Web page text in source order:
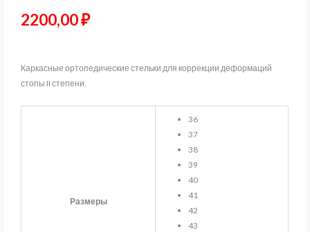
2200,00₽
Каркасные ортопедические стельки для коррекции деформаций
стопы II степени.
Размеры
36
37
38
39
40
41
42
43